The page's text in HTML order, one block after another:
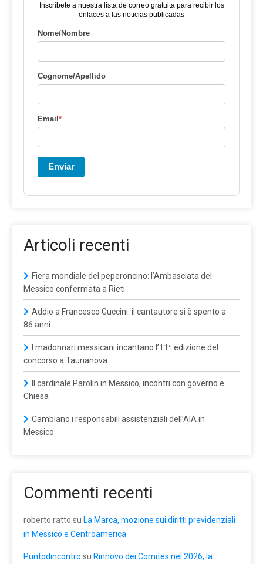
Inscríbete a nuestra lista de correo gratuita para recibir los
enlaces a las noticias publicadas
Nome/Nombre
Cognome/Apellido
Email*
Enviar
Articoli recenti
Fiera mondiale del peperoncino: l’Ambasciata del
Messico confermata a Rieti
Addio a Francesco Guccini: il cantautore si è spento a
86 anni
I madonnari messicani incantano l’11ª edizione del
concorso a Taurianova
Il cardinale Parolin in Messico, incontri con governo e
Chiesa
Cambiano i responsabili assistenziali dell’AIA in
Messico
Commenti recenti
roberto ratto su La Marca, mozione sui diritti previdenziali
in Messico e Centroamerica
Puntodincontro su Rinnovo dei Comites nel 2026, la